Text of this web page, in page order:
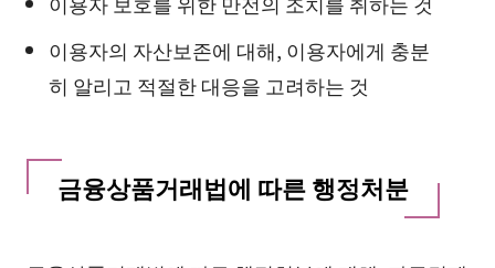
이용자의 자산보존에 대해, 이용자에게 충분
히 알리고 적절한 대응을 고려하는 것
금융상품거래법에 따른 행정처분